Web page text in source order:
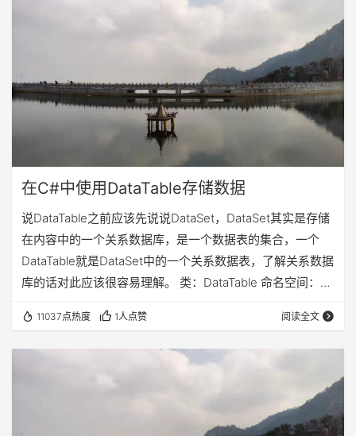
你可以把有些项目存放在一个表中，当然也可以新建一个
表，拉出一个关系，数据库设计的不同，也决定了表现层和
数据处理的不同。 还是按照前面说的网上办公系统来做。…
在C#中使用DataTable存储数据
说DataTable之前应该先说说DataSet，DataSet其实是存储
在内容中的一个关系数据库，是一个数据表的集合，一个
DataTable就是DataSet中的一个关系数据表，了解关系数据
库的话对此应该很容易理解。 类：DataTable 命名空间：
System.Data.DataTable("Files"); 创建了一个名为Files的数
据表，这个数据表对象的名字叫做MyTable。刚创建的数据
11037点热度 1人点赞 阅读全文